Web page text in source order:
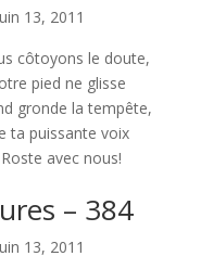
13, 2011
côtoyons le doute,
pied ne glisse
gronde la tempête,
ta puissante voix
avec nous!
– 384
13, 2011